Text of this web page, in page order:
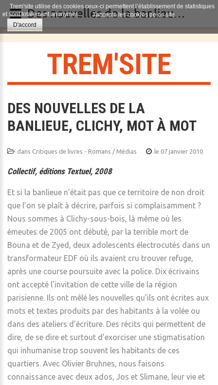
TREM'SITE
DES NOUVELLES DE LA
BANLIEUE, CLICHY, MOT À MOT
dans Critiques de livres - Romans / Médias le 07 janvier 2010
Collectif, éditions Textuel, 2008
Et si la banlieue n’était pas que ce territoire de non droit
que l’on se plaît à décrire, parfois si complaisamment ?
Nous sommes à Clichy-sous-bois, là même où les
émeutes de 2005 ont débuté, par la terrible mort de
Bouna et de Zyed, deux adolescents électrocutés dans un
transformateur EDF où ils avaient cru trouver refuge,
après une course poursuite avec la police. Dix écrivains
ont accepté l’invitation de cette ville de la région
parisienne. Ils ont mêlé les nouvelles qu’ils ont écrites aux
mots et textes produits par des habitants à la volée ou
dans des ateliers d’écriture. Des récits qui permettent de
dire, de se dire et surtout d’exorciser une stigmatisation
qui inhumanise trop souvent les habitants de ces
quartiers. Avec Olivier Bruhnes, nous faisons
connaissance avec deux ados, Jos et Slimane, leur vie et
Trem'site utilise des cookies ceux-ci permettent l’établissement de statistiques
et sont totalement anonymes.
J'accepte les cookies de ce site.
D'accord
Des nouvelles de la banlieue, Clichy, mot à mot